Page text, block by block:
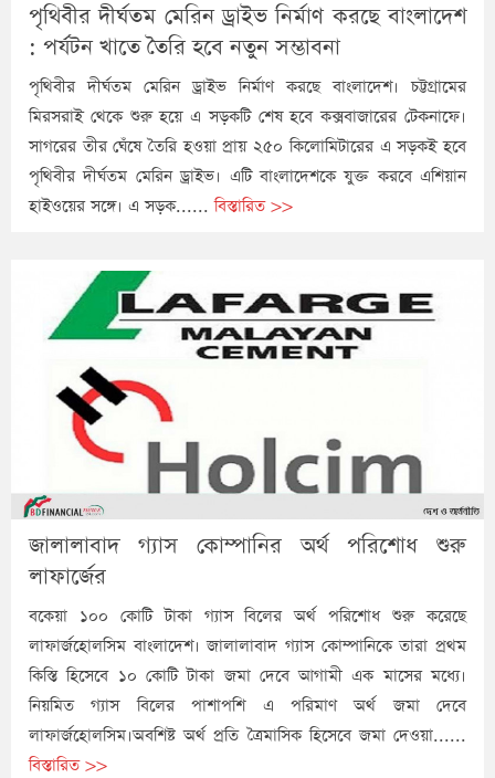
পৃথিবীর দীর্ঘতম মেরিন ড্রাইভ নির্মাণ করছে বাংলাদেশ
: পর্যটন খাতে তৈরি হবে নতুন সম্ভাবনা
পৃথিবীর দীর্ঘতম মেরিন ড্রাইভ নির্মাণ করছে বাংলাদেশ। চট্টগ্রামের
মিরসরাই থেকে শুরু হয়ে এ সড়কটি শেষ হবে কক্সবাজারের টেকনাফে।
সাগরের তীর ঘেঁষে তৈরি হওয়া প্রায় ২৫০ কিলোমিটারের এ সড়কই হবে
পৃথিবীর দীর্ঘতম মেরিন ড্রাইভ। এটি বাংলাদেশকে যুক্ত করবে এশিয়ান
হাইওয়ের সঙ্গে। এ সড়ক......বিস্তারিত >>
জালালাবাদ গ্যাস কোম্পানির অর্থ পরিশোধ শুরু
লাফার্জের
বকেয়া ১০০ কোটি টাকা গ্যাস বিলের অর্থ পরিশোধ শুরু করেছে
লাফার্জহোলসিম বাংলাদেশ। জালালাবাদ গ্যাস কোম্পানিকে তারা প্রথম
কিস্তি হিসেবে ১০ কোটি টাকা জমা দেবে আগামী এক মাসের মধ্যে।
নিয়মিত গ্যাস বিলের পাশাপশি এ পরিমাণ অর্থ জমা দেবে
লাফার্জহোলসিম।অবশিষ্ট অর্থ প্রতি ত্রৈমাসিক হিসেবে জমা দেওয়া......
বিস্তারিত >>